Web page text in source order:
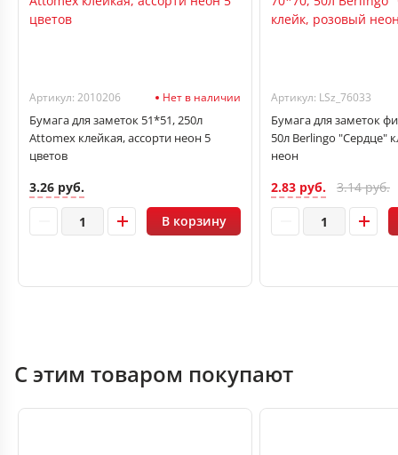
Артикул: 2010206 Нет в наличии
Бумага для заметок 51*51, 250л
Attomex клейкая, ассорти неон 5
цветов
3.26 руб.
В корзину
Артикул: LSz_76033
Бумага для заметок
50л Berlingo "Сердце"
неон
2.83 руб. 3.14 руб.
С этим товаром покупают